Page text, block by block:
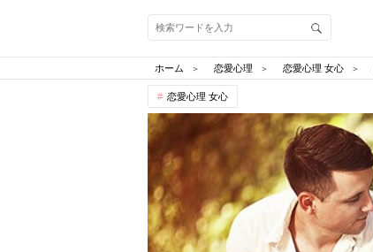
ホーム 恋愛心理 恋愛心理 女心
恋愛心理 女心